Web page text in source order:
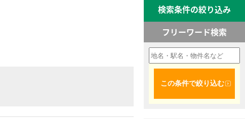
検索条件の絞り込み
フリーワード検索
この条件で絞り込む